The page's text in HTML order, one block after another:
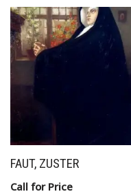
FAUT, ZUSTER
Call for Price